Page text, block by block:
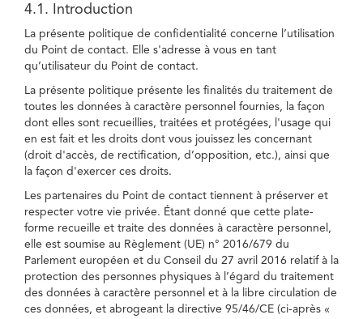
4.1. Introduction
La présente politique de confidentialité concerne l’utilisation
du Point de contact. Elle s'adresse à vous en tant
qu’utilisateur du Point de contact.
La présente politique présente les finalités du traitement de
toutes les données à caractère personnel fournies, la façon
dont elles sont recueillies, traitées et protégées, l'usage qui
en est fait et les droits dont vous jouissez les concernant
(droit d'accès, de rectification, d’opposition, etc.), ainsi que
la façon d'exercer ces droits.
Les partenaires du Point de contact tiennent à préserver et
respecter votre vie privée. Étant donné que cette plate-
forme recueille et traite des données à caractère personnel,
elle est soumise au Règlement (UE) n° 2016/679 du
Parlement européen et du Conseil du 27 avril 2016 relatif à la
protection des personnes physiques à l’égard du traitement
des données à caractère personnel et à la libre circulation de
ces données, et abrogeant la directive 95/46/CE (ci-après «